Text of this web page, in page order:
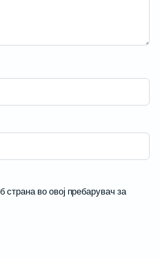
страна во овој пребарувач за